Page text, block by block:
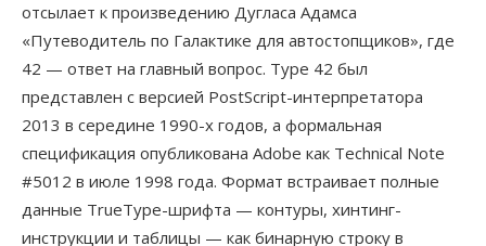
отсылает к произведению Дугласа Адамса
«Путеводитель по Галактике для автостопщиков», где
42 — ответ на главный вопрос. Type 42 был
представлен с версией PostScript-интерпретатора
2013 в середине 1990-х годов, а формальная
спецификация опубликована Adobe как Technical Note
#5012 в июле 1998 года. Формат встраивает полные
данные TrueType-шрифта — контуры, хинтинг-
инструкции и таблицы — как бинарную строку в